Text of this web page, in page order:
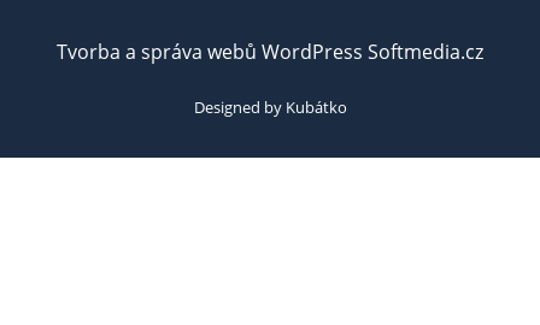
Tvorba a správa webů WordPress Softmedia.cz
Designed by Kubátko